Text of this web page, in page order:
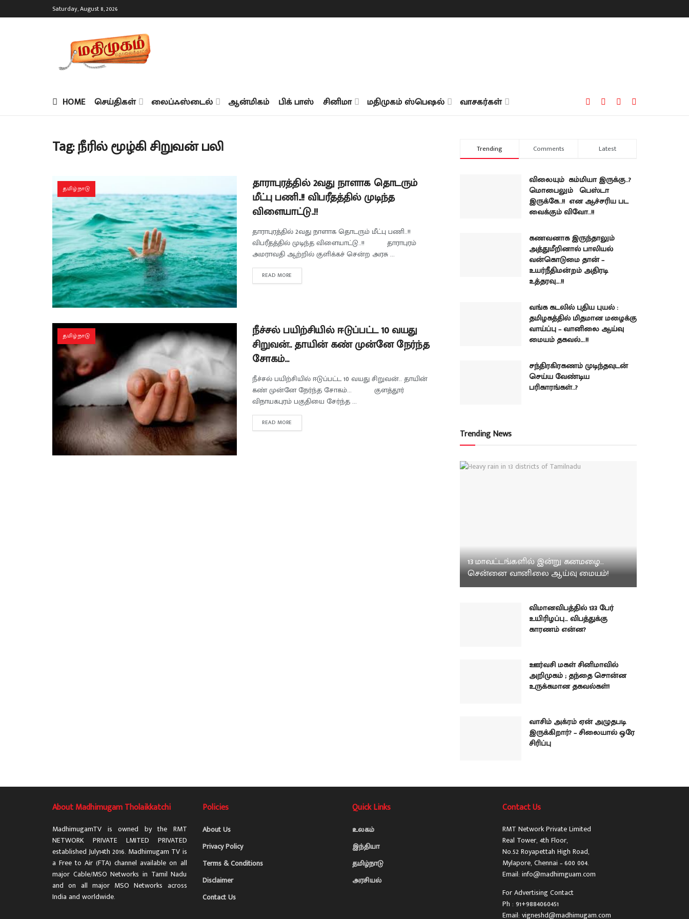
Saturday, August 8, 2026
HOME செய்திகள் லைப்ஃஸ்டைல் ஆன்மிகம் பிக் பாஸ் சினிமா மதிமுகம் ஸ்பெஷல் வாசகர்கள்
Tag:நீரில் மூழ்கி சிறுவன் பலி
தமிழ்நாடு
தாராபுரத்தில் 2வது நாளாக தொடரும்
மீட்பு பணி..!! விபரீதத்தில் முடிந்த
விளையாட்டு..!!
தாராபுரத்தில் 2வது நாளாக தொடரும் மீட்பு பணி..!!
விபரீதத்தில் முடிந்த விளையாட்டு..!! தாராபுரம்
அமராவதி ஆற்றில் குளிக்கச் சென்ற அரசு ...
READ MORE
தமிழ்நாடு
நீச்சல் பயிற்சியில் ஈடுப்பட்ட 10 வயது
சிறுவன்.. தாயின் கண் முன்னே நேர்ந்த
சோகம்…
நீச்சல் பயிற்சியில் ஈடுப்பட்ட 10 வயது சிறுவன்.. தாயின்
கண் முன்னே நேர்ந்த சோகம்... குளத்தூர்
விநாயகபுரம் பகுதியை சேர்ந்த ...
READ MORE
Trending Comments Latest
விலையும் கம்மியா இருக்கு..?
மொபைலும் பெஸ்டா
இருக்கே..!! என ஆச்சரிய பட
வைக்கும் விவோ..!!
கணவனாக இருந்தாலும்
அத்துமீறினால் பாலியல்
வன்கொடுமை தான் –
உயர்நீதிமன்றம் அதிரடி
உத்தரவு….!!
வங்க கடலில் புதிய புயல் :
தமிழகத்தில் மிதமான மழைக்கு
வாய்ப்பு – வானிலை ஆய்வு
மையம் தகவல்….!!
சந்திரகிரகணம் முடிந்தவுடன்
செய்ய வேண்டிய
பரிகாரங்கள்..?
Trending News
13 மாவட்டங்களில் இன்று கனமழை…
சென்னை வானிலை ஆய்வு மையம்!
விமானவிபத்தில் 133 பேர்
உயிரிழப்பு… விபத்துக்கு
காரணம் என்ன?
ஊர்வசி மகள் சினிமாவில்
அறிமுகம் ; தந்தை சொன்ன
உருக்கமான தகவல்கள்!
வாசிம் அக்ரம் ஏன் அழுதபடி
இருக்கிறார்? – சிலையால் ஒரே
சிரிப்பு
About Madhimugam Tholaikkatchi
MadhimugamTV is owned by the RMT
NETWORK PRIVATE LMITED PRIVATED
established July14th 2016. Madhimugam TV is
a Free to Air (FTA) channel available on all
major Cable/MSO Networks in Tamil Nadu
and on all major MSO Networks across
India and worldwide.
Policies
About Us
Privacy Policy
Terms & Conditions
Disclaimer
Contact Us
Quick Links
உலகம்
இந்தியா
தமிழ்நாடு
அரசியல்
Contact Us
RMT Network Private Limited
Real Tower, 4th Floor,
No.52 Royapettah High Road,
Mylapore, Chennai – 600 004.
Email: info@madhimguam.com
For Advertising Contact
Ph : 91+9884060451
Email: vigneshd@madhimugam.com